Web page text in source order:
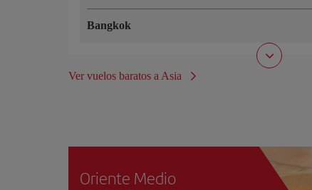
Bangkok
Ver vuelos baratos a Asia
Oriente Medio